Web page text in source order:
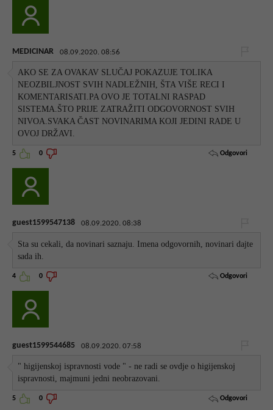
MEDICINAR 08.09.2020. 08:56
AKO SE ZA OVAKAV SLUČAJ POKAZUJE TOLIKA
NEOZBILJNOST SVIH NADLEŽNIH, ŠTA VIŠE RECI I
KOMENTARISATI.PA OVO JE TOTALNI RASPAD
SISTEMA.ŠTO PRIJE ZATRAŽITI ODGOVORNOST SVIH
NIVOA.SVAKA ČAST NOVINARIMA KOJI JEDINI RADE U
OVOJ DRŽAVI.
5 0 Odgovori
guest1599547138 08.09.2020. 08:38
Sta su cekali, da novinari saznaju. Imena odgovornih, novinari dajte
sada ih.
4 0 Odgovori
guest1599544685 08.09.2020. 07:58
" higijenskoj ispravnosti vode " - ne radi se ovdje o higijenskoj
ispravnosti, majmuni jedni neobrazovani.
5 0 Odgovori